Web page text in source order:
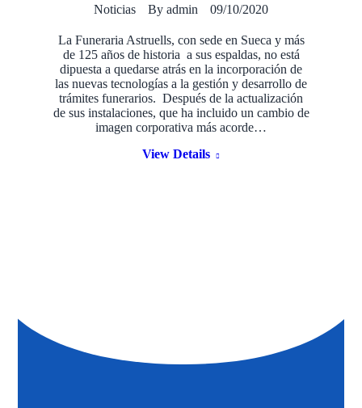
Noticias By admin 09/10/2020
La Funeraria Astruells, con sede en Sueca y más
de 125 años de historia a sus espaldas, no está
dipuesta a quedarse atrás en la incorporación de
las nuevas tecnologías a la gestión y desarrollo de
trámites funerarios. Después de la actualización
de sus instalaciones, que ha incluido un cambio de
imagen corporativa más acorde…
View Details